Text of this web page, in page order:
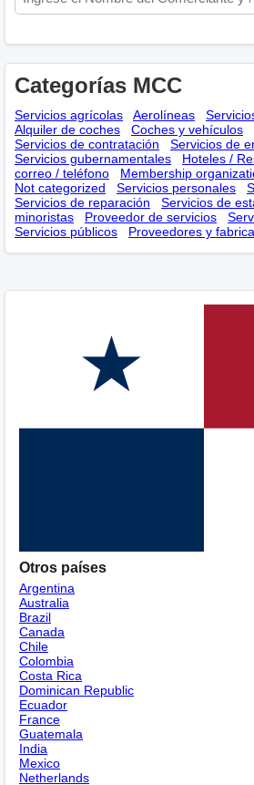
Categorías MCC
Servicios agrícolas Aerolíneas
Alquiler de coches
Coches y vehículos
Servicios de contratación
Servicios de
Servicios gubernamentales
Hoteles /
correo / teléfono
Membership
Not categorized
Servicios personales
Servicios de reparación
Servicios de
minoristas
Proveedor de servicios
Servicios públicos
Proveedores y
Otros países
Argentina
Australia
Brazil
Canada
Chile
Colombia
Costa Rica
Dominican Republic
Ecuador
France
Guatemala
India
Mexico
Netherlands